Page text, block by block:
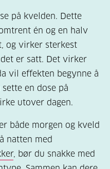
på kvelden. Dette
én og en halv
og virker sterkest
er satt. Det virker
vil effekten begynne å
en dose på
utover dagen.
både morgen og kveld
natten med
, bør du snakke med